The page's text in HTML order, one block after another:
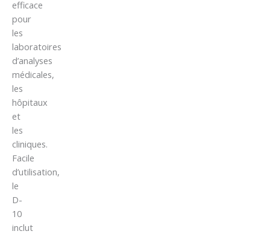
efficace
pour
les
laboratoires
d’analyses
médicales,
les
hôpitaux
et
les
cliniques.
Facile
d’utilisation,
le
D-
10
inclut